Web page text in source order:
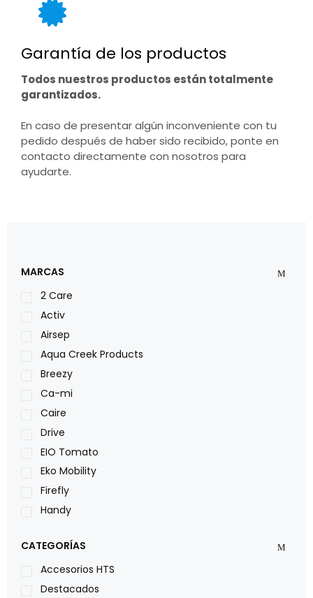
Garantía de los productos
Todos nuestros productos están totalmente
garantizados.
En caso de presentar algún inconveniente con tu
pedido después de haber sido recibido, ponte en
contacto directamente con nosotros para
ayudarte.
MARCAS
2 Care
Activ
Airsep
Aqua Creek Products
Breezy
Ca-mi
Caire
Drive
EIO Tomato
Eko Mobility
Firefly
Handy
Leggero
Lumex
Medical Store
CATEGORÍAS
Accesorios HTS
Destacados